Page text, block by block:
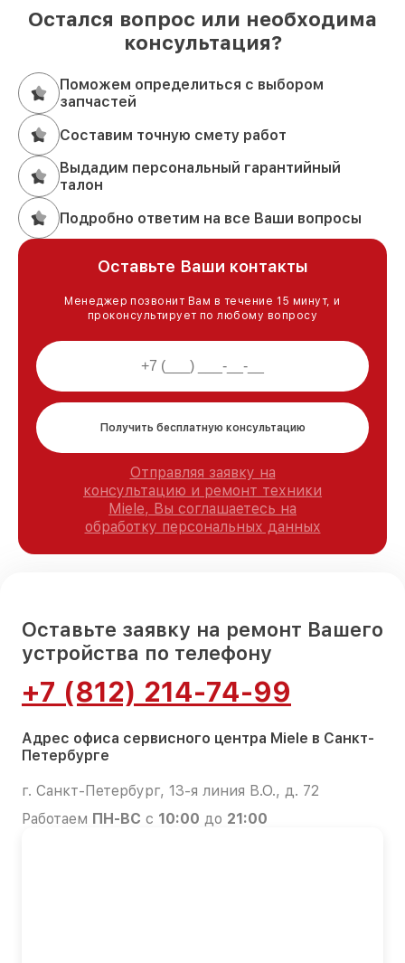
Остался вопрос или необходима
консультация?
Поможем определиться с выбором
запчастей
Составим точную смету работ
Выдадим персональный гарантийный
талон
Подробно ответим на все Ваши вопросы
Оставьте Ваши контакты
Менеджер позвонит Вам в течение 15 минут, и
проконсультирует по любому вопросу
Получить бесплатную консультацию
Отправляя заявку на
консультацию и ремонт техники
Miele, Вы соглашаетесь на
обработку персональных данных
Оставьте заявку на ремонт Вашего
устройства по телефону
+7 (812) 214-74-99
Адрес офиса сервисного центра Miele в Санкт-
Петербурге
г. Санкт-Петербург, 13-я линия В.О., д. 72
Работаем ПН-ВС с 10:00 до 21:00